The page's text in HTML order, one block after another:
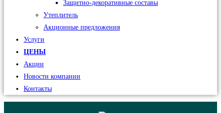
Защитно-декоративные составы
Утеплитель
Акционные предложения
Услуги
ЦЕНЫ
Акции
Новости компании
Контакты